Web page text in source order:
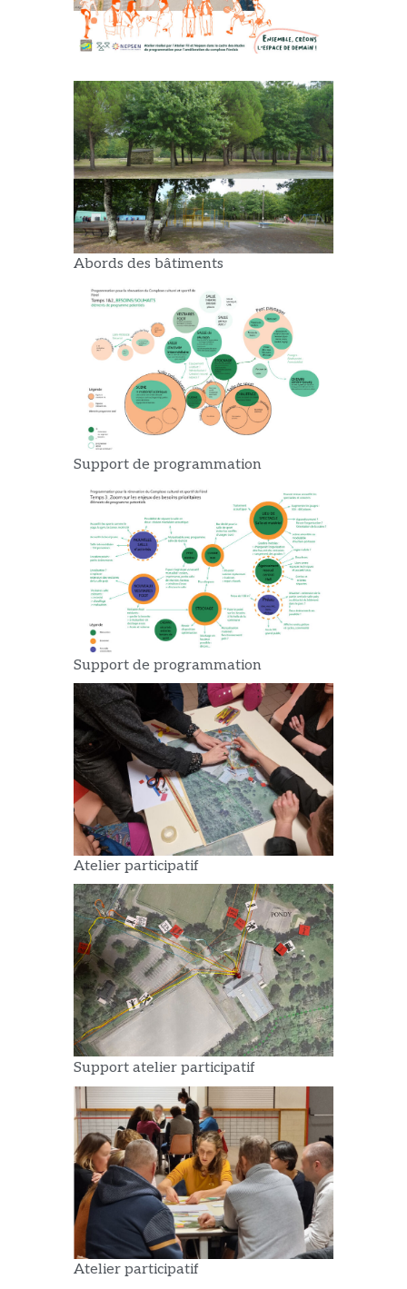
Abords des bâtiments
Support de programmation
Support de programmation
Atelier participatif
Support atelier participatif
Atelier participatif